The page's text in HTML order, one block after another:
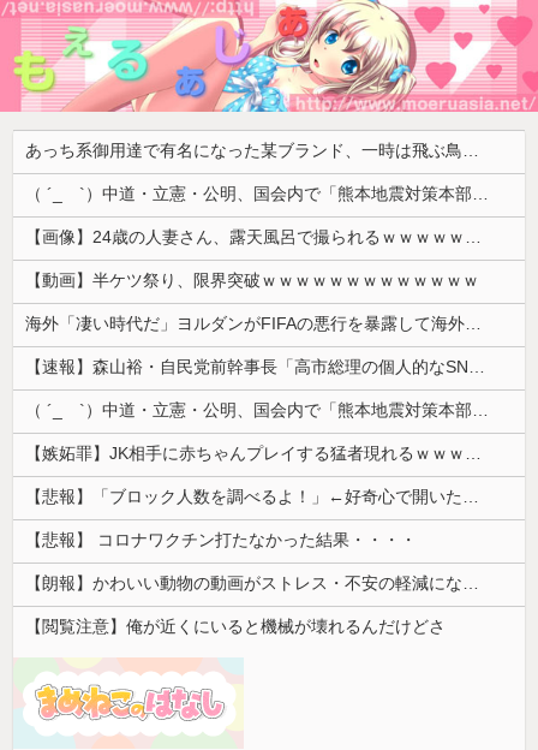
あっち系御用達で有名になった某ブランド、一時は飛ぶ鳥を落とす勢いだったが今期の業績は……
（ ´_ゝ`）中道・立憲・公明、国会内で「熊本地震対策本部会議」各省庁からヒアリング・現地から意見聴取「パーティション、人手、宿泊施設の不足や、外国人実習生の方々にも対応してほしい」今日の午後、政府に要望書を提出
【画像】24歳の人妻さん、露天風呂で撮られるｗｗｗｗｗｗｗｗｗｗｗｗｗｗｗｗｗ
【動画】半ケツ祭り、限界突破ｗｗｗｗｗｗｗｗｗｗｗｗｗ
海外「凄い時代だ」ヨルダンがFIFAの悪行を暴露して海外大騒ぎ！（海外の反応）
【速報】森山裕・自民党前幹事長「高市総理の個人的なSNS投稿が習近平主席を怒らせた」
（ ´_ゝ`）中道・立憲・公明、国会内で「熊本地震対策本部会議」各省庁からヒアリング・現地から意見聴取「パーティション、人手、宿泊施設の不足や、...
【嫉妬罪】JK相手に赤ちゃんプレイする猛者現れるｗｗｗｗｗ
【悲報】「ブロック人数を調べるよ！」←好奇心で開いたら終わるサイトだった【HotTweets】
【悲報】 コロナワクチン打たなかった結果・・・・
【朗報】かわいい動物の動画がストレス・不安の軽減になる可能性。英大学の研究で実証
【閲覧注意】俺が近くにいると機械が壊れるんだけどさ